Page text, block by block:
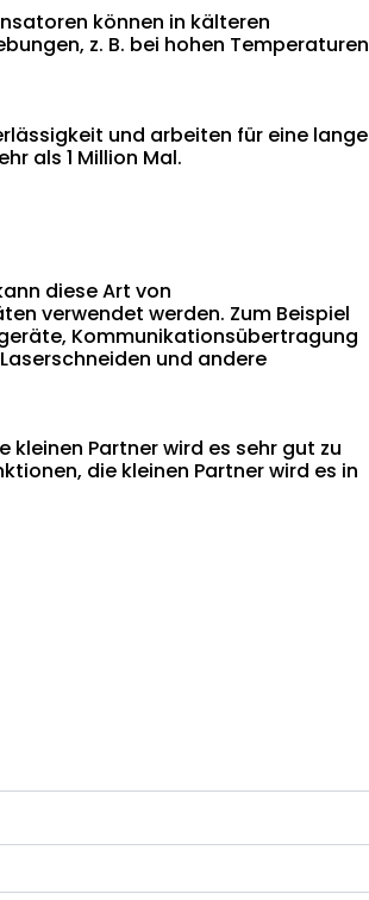
können in kälteren
z. B. bei hohen Temperaturen
und arbeiten für eine lange
als 1 Million Mal.
diese Art von
verwendet werden. Zum Beispiel
Kommunikationsübertragung
und andere
Partner wird es sehr gut zu
die kleinen Partner wird es in